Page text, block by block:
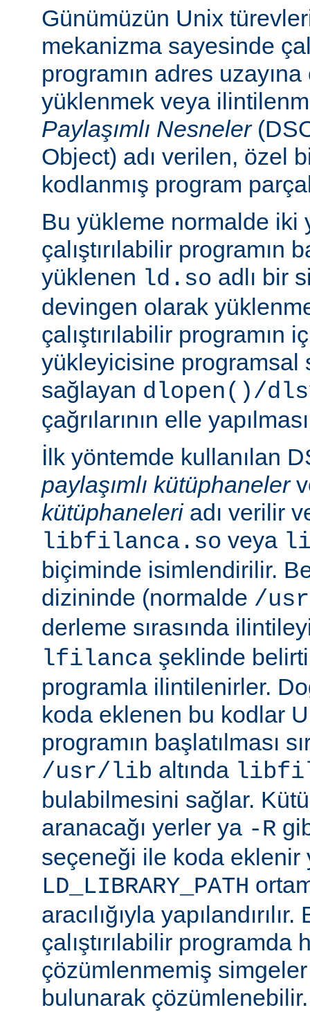
Günümüzün Unix
mekanizma sayesinde
programın adres uzayına
yüklenmek veya
Paylaşımlı Nesneler
Object) adı verilen, özel
kodlanmış program
Bu yükleme normalde iki
çalıştırılabilir programın
yüklenen ld.so adlı bir
devingen olarak
çalıştırılabilir programın
yükleyicisine programsal
sağlayan dlopen()/
çağrılarının elle
İlk yöntemde kullanılan
paylaşımlı kütüphaneler
kütüphaneleriadı verilir
libfilanca.so veya
biçiminde isimlendirilir.
dizininde (normalde /
derleme sırasında
lfilanca şeklinde
programla ilintilenirler.
koda eklenen bu kodlar
programın başlatılması
/usr/lib altında
bulabilmesini sağlar.
aranacağı yerler ya -R
seçeneği ile koda eklenir
LD_LIBRARY_PATH
aracılığıyla
çalıştırılabilir programda
çözümlenmemiş
bulunarak çözümlenebilir.